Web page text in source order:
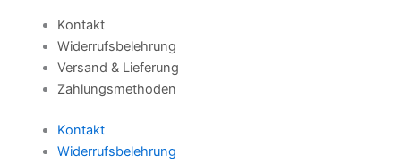
Kontakt
Widerrufsbelehrung
Versand & Lieferung
Zahlungsmethoden
Kontakt
Widerrufsbelehrung